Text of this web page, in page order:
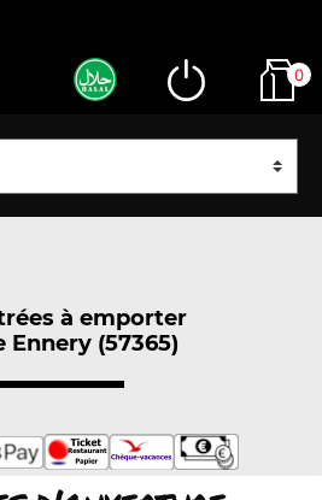
0
à emporter
Ennery (57365)